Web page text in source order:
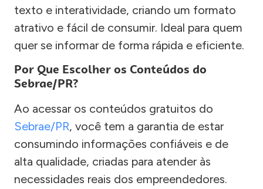
texto e interatividade, criando um formato
atrativo e fácil de consumir. Ideal para quem
quer se informar de forma rápida e eficiente.
Por Que Escolher os Conteúdos do
Sebrae/PR?
Ao acessar os conteúdos gratuitos do
Sebrae/PR, você tem a garantia de estar
consumindo informações confiáveis e de
alta qualidade, criadas para atender às
necessidades reais dos empreendedores.